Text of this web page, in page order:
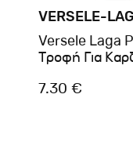
VERSELE-
Versele Laga
Τροφή Για
7.30 €